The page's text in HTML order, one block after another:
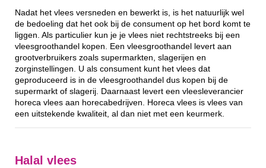
Nadat het vlees versneden en bewerkt is, is het natuurlijk wel
de bedoeling dat het ook bij de consument op het bord komt te
liggen. Als particulier kun je je vlees niet rechtstreeks bij een
vleesgroothandel kopen. Een vleesgroothandel levert aan
grootverbruikers zoals supermarkten, slagerijen en
zorginstellingen. U als consument kunt het vlees dat
geproduceerd is in de vleesgroothandel dus kopen bij de
supermarkt of slagerij. Daarnaast levert een vleesleverancier
horeca vlees aan horecabedrijven. Horeca vlees is vlees van
een uitstekende kwaliteit, al dan niet met een keurmerk.
Halal vlees